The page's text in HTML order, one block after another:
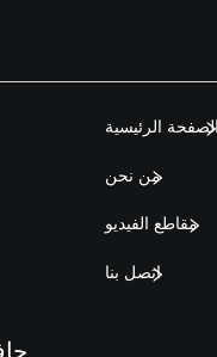
الصفحة الرئيسية
من نحن
مقاطع الفيديو
اتصل بنا